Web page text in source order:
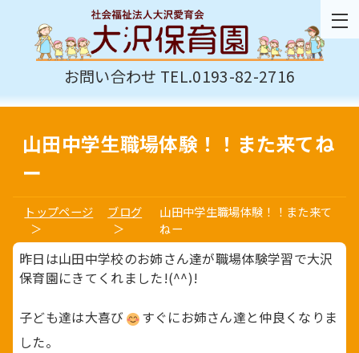
お問い合わせ TEL.0193-82-2716
山田中学生職場体験！！また来てね
ー
トップページ ブログ
山田中学生職場体験！！また来て
ねー
昨日は山田中学校のお姉さん達が職場体験学習で大沢
保育園にきてくれました!(^^)!
子ども達は大喜び
すぐにお姉さん達と仲良くなりま
した。